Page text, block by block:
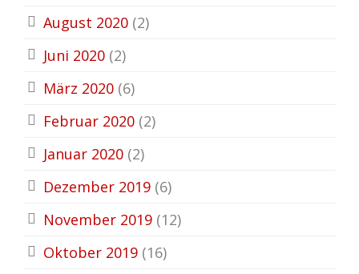
August 2020 (2)
Juni 2020 (2)
März 2020 (6)
Februar 2020 (2)
Januar 2020 (2)
Dezember 2019 (6)
November 2019 (12)
Oktober 2019 (16)